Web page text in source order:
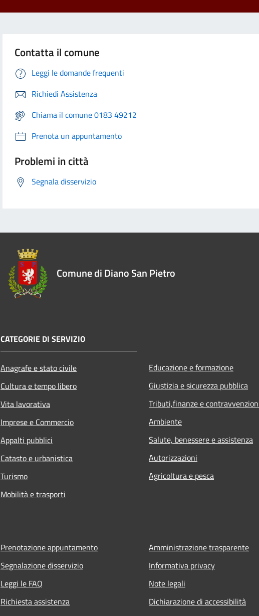
Contatta il comune
Leggi le domande frequenti
Richiedi Assistenza
Chiama il comune 0183 49212
Prenota un appuntamento
Problemi in città
Segnala disservizio
Comune di Diano San Pietro
CATEGORIE DI SERVIZIO
Anagrafe e stato civile
Cultura e tempo libero
Vita lavorativa
Imprese e Commercio
Appalti pubblici
Catasto e urbanistica
Turismo
Mobilità e trasporti
Educazione e formazione
Giustizia e sicurezza pubblica
Tributi,finanze e
Ambiente
Salute, benessere e assistenza
Autorizzazioni
Agricoltura e pesca
Prenotazione appuntamento
Segnalazione disservizio
Leggi le FAQ
Richiesta assistenza
Amministrazione trasparente
Informativa privacy
Note legali
Dichiarazione di accessibilità